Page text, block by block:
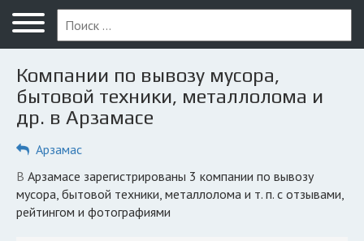
Меню
Главная
Вопрос юристу
Арзамас
ПОЛЬЗОВАТЕЛЯМ
Компании
Экоблог
Компании по вывозу мусора,
бытовой техники, металлолома и
др. в Арзамасе
Арзамас
в Арзамасе зарегистрированы 3 компании по вывозу
мусора, бытовой техники, металлолома и т. п. с отзывами,
рейтингом и фотографиями